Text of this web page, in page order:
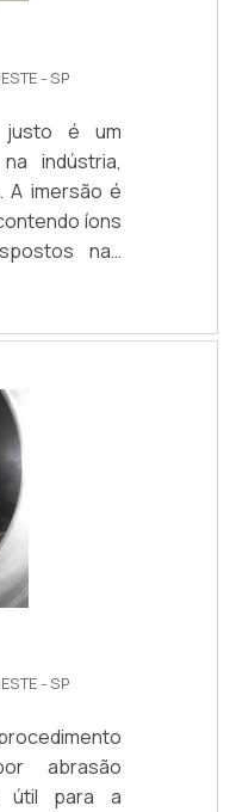
- SP
é um
indústria,
A imersão é
íons
nas
O
de cromo
às
dos
uma
o que gera
- SP
abrasão
útil para a